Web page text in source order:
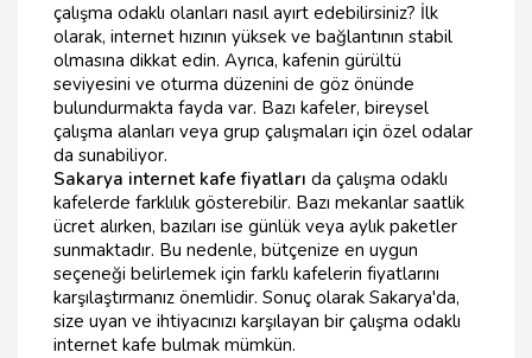
çalışma odaklı olanları nasıl ayırt edebilirsiniz? İlk
olarak, internet hızının yüksek ve bağlantının stabil
olmasına dikkat edin. Ayrıca, kafenin gürültü
seviyesini ve oturma düzenini de göz önünde
bulundurmakta fayda var. Bazı kafeler, bireysel
çalışma alanları veya grup çalışmaları için özel odalar
da sunabiliyor.
Sakarya internet kafe fiyatları da çalışma odaklı
kafelerde farklılık gösterebilir. Bazı mekanlar saatlik
ücret alırken, bazıları ise günlük veya aylık paketler
sunmaktadır. Bu nedenle, bütçenize en uygun
seçeneği belirlemek için farklı kafelerin fiyatlarını
karşılaştırmanız önemlidir. Sonuç olarak Sakarya'da,
size uyan ve ihtiyacınızı karşılayan bir çalışma odaklı
internet kafe bulmak mümkün.